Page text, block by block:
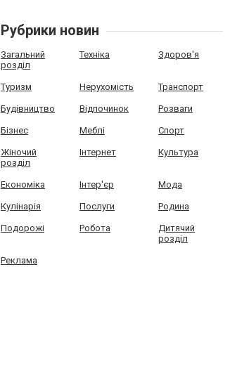
Рубрики новин
Загальний
розділ
Техніка Здоров'я
Туризм Нерухомість Транспорт
Будівництво Відпочинок Розваги
Бізнес Меблі Спорт
Жіночий
розділ
Інтернет Культура
Економіка Інтер'єр Мода
Кулінарія Послуги Родина
Подорожі Робота
Дитячий
розділ
Реклама